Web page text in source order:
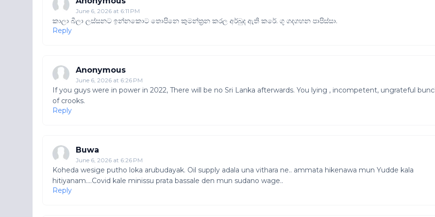
June 6, 2026 at 6:11 PM
කාලා බීලා ලස්සනට ඉන්නකොට තොපිනෙ කුමන්ත්‍රන කරල අර්බුද ඇති කරේ. ගූ ගදගහන පාපිස්සා.
Reply
Anonymous
June 6, 2026 at 6:26 PM
If you guys were in power in 2022, There will be no Sri Lanka afterwards. You lying , incompetent, ungrateful
of crooks.
Reply
Buwa
June 6, 2026 at 6:26 PM
Koheda wesige putho loka arubudayak. Oil supply adala una vithara ne.. ammata hikenawa mun Yudde kala
hitiyanam....Covid kale minissu prata bassale den mun sudano wage..
Reply